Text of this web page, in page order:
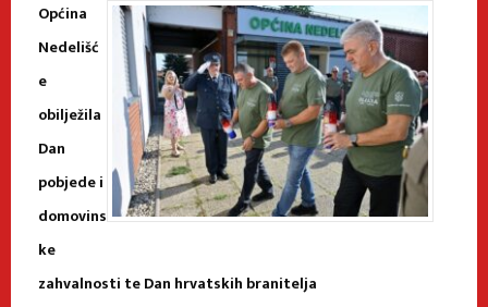
Općina
Nedelišć
e
obilježila
Dan
pobjede i
domovins
ke
zahvalnosti te Dan hrvatskih branitelja